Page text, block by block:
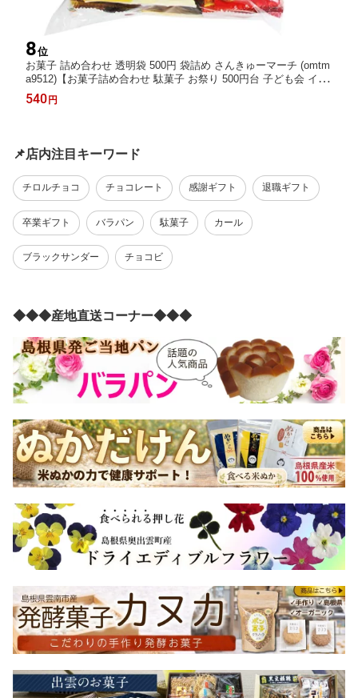
8位
お菓子 詰め合わせ 透明袋 500円 袋詰め さんきゅーマーチ (omtm
a9512)【お菓子詰め合わせ 駄菓子 お祭り 500円台 子ども会 イベ
ント 問屋 販促 縁日 子供会 こども会 個包装 業務用 大量 バラま
き スナック 旅行 まとめ買い 詰合せ 景品 ばらまき お菓子セッ
540 円
📌店内注目キーワード
チロルチョコ チョコレート 感謝ギフト 退職ギフト
卒業ギフト バラパン 駄菓子 カール
ブラックサンダー チョコビ
◆◆◆産地直送コーナー◆◆◆